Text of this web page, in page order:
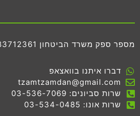
מספר ספק משרד הביטחון 83712361
דברו איתנו בוואצאפ
tzamtzamdan@gmail.com
שרות סביונים: 03-536-7069
שרות אונו: 03-534-0485